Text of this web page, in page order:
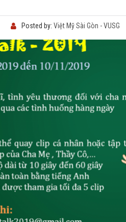
Posted by: Việt Mỹ Sài Gòn - VUSG